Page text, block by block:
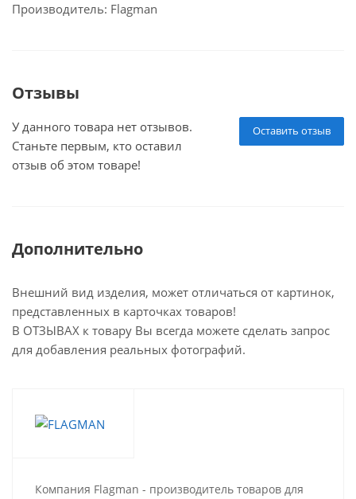
Производитель: Flagman
Отзывы
Оставить отзыв
У данного товара нет отзывов.
Станьте первым, кто оставил
отзыв об этом товаре!
Дополнительно
Внешний вид изделия, может отличаться от картинок,
представленных в карточках товаров!
В ОТЗЫВАХ к товару Вы всегда можете сделать запрос
для добавления реальных фотографий.
Компания Flagman - производитель товаров для